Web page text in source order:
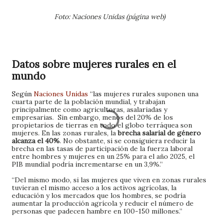
Foto: Naciones Unidas (página web)
Datos sobre mujeres rurales en el
mundo
Según Naciones Unidas “las mujeres rurales suponen una
cuarta parte de la población mundial, y trabajan
principalmente como agricultoras, asalariadas y
empresarias. Sin embargo, menos del 20% de los
propietarios de tierras en todo el globo terráquea son
mujeres. En las zonas rurales, labrecha salarial de género
alcanza el 40%. No obstante, si se consiguiera reducir la
brecha en las tasas de participación de la fuerza laboral
entre hombres y mujeres en un 25% para el año 2025, el
PIB mundial podría incrementarse en un 3,9%.”
“Del mismo modo, si las mujeres que viven en zonas rurales
tuvieran el mismo acceso a los activos agrícolas, la
educación y los mercados que los hombres, se podría
aumentar la producción agrícola y reducir el número de
personas que padecen hambre en 100-150 millones.”